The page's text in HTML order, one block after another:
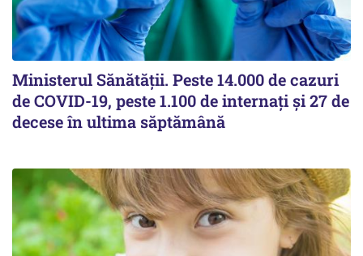
Ministerul Sănătății. Peste 14.000 de cazuri
de COVID-19, peste 1.100 de internați și 27 de
decese în ultima săptămână